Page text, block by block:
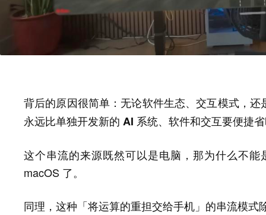
背后的原因很简单： 无论软件生态、交互模式，
永远比单独开发新的 AI 系统、软件和交互要便捷
这个串流的来源既然可以是电脑，那为什么不
macOS 了。
同理，这种「将运算的重担交给手机」的串流模